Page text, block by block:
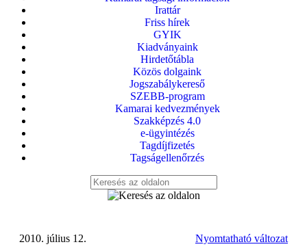
Irattár
Friss hírek
GYIK
Kiadványaink
Hirdetőtábla
Közös dolgaink
Jogszabálykereső
SZEBB-program
Kamarai kedvezmények
Szakképzés 4.0
e-ügyintézés
Tagdíjfizetés
Tagságellenőrzés
Nyomtatható változat
2010. július 12.